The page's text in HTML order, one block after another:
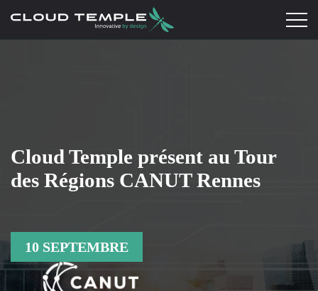
Cloud Temple présent au Tour
des Régions CANUT Rennes
10 SEPTEMBRE